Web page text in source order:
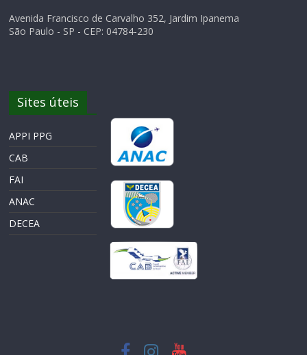
Avenida Francisco de Carvalho 352, Jardim Ipanema
São Paulo - SP - CEP: 04784-230
Sites úteis
APPI PPG
CAB
FAI
ANAC
DECEA